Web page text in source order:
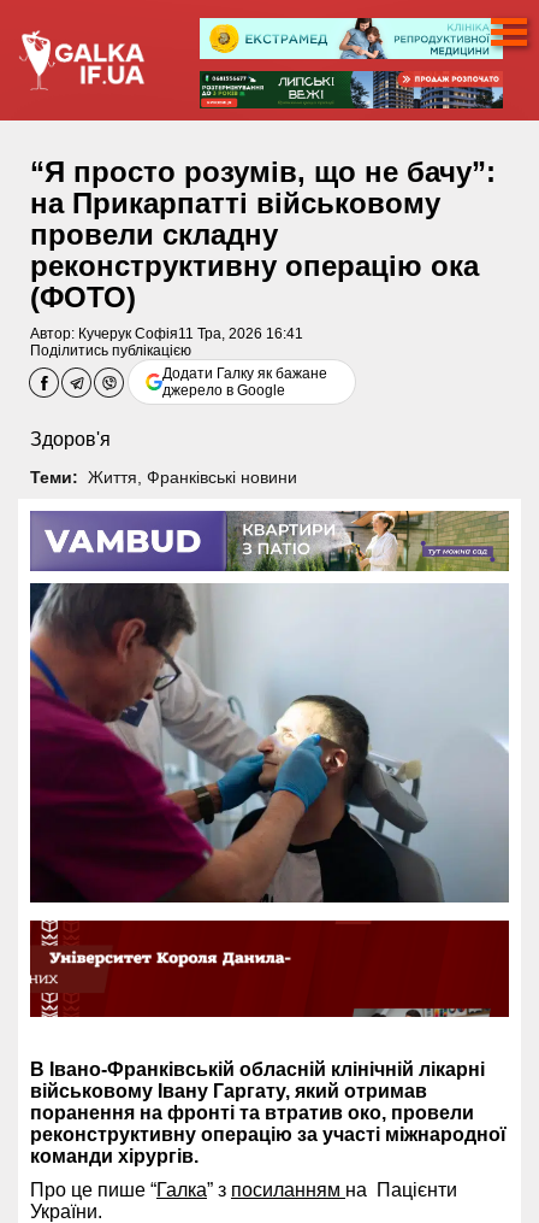
“Я просто розумів, що не бачу”:
на Прикарпатті військовому
провели складну
реконструктивну операцію ока
(ФОТО)
Автор: Кучерук Софія11 Тра, 2026 16:41
Поділитись публікацією
Додати Галку як бажане
джерело в Google
Здоров'я
Теми: Життя Франківські новини
В Івано-Франківській обласній клінічній лікарні
військовому Івану Гаргату, який отримав
поранення на фронті та втратив око, провели
реконструктивну операцію за участі міжнародної
команди хірургів.
Про це пише “Галка” з посиланням на Пацієнти
України.